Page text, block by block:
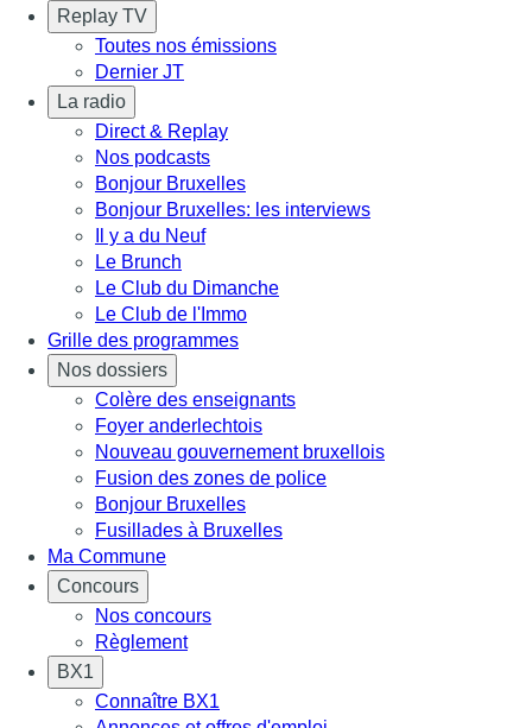
Replay TV
Toutes nos émissions
Dernier JT
La radio
Direct & Replay
Nos podcasts
Bonjour Bruxelles
Bonjour Bruxelles: les interviews
Il y a du Neuf
Le Brunch
Le Club du Dimanche
Le Club de l'Immo
Grille des programmes
Nos dossiers
Colère des enseignants
Foyer anderlechtois
Nouveau gouvernement bruxellois
Fusion des zones de police
Bonjour Bruxelles
Fusillades à Bruxelles
Ma Commune
Concours
Nos concours
Règlement
BX1
Connaître BX1